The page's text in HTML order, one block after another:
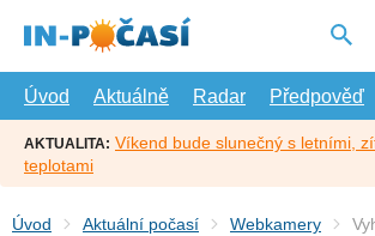
hlavní
Úvod
Aktuálně Radar Předpověď
AKTUALITA: Víkend bude slunečný s letními,
teplotami
Úvod Aktuální počasí Webkamery